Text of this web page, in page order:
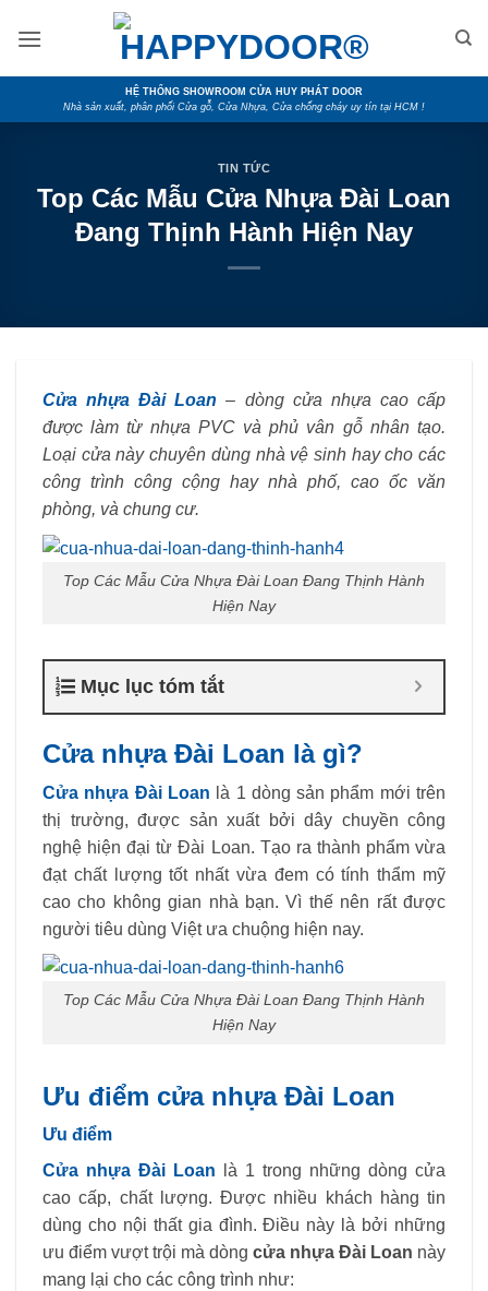
HỆ THỐNG SHOWROOM CỬA HUY PHÁT DOOR
Nhà sản xuất, phân phối Cửa gỗ, Cửa Nhựa, Cửa chống cháy uy tín tại HCM !
TIN TỨC
Top Các Mẫu Cửa Nhựa Đài Loan
Đang Thịnh Hành Hiện Nay
Cửa nhựa Đài Loan – dòng cửa nhựa cao cấp
được làm từ nhựa PVC và phủ vân gỗ nhân tạo.
Loại cửa này chuyên dùng nhà vệ sinh hay cho các
công trình công cộng hay nhà phố, cao ốc văn
phòng, và chung cư.
Top Các Mẫu Cửa Nhựa Đài Loan Đang Thịnh Hành
Hiện Nay
Mục lục tóm tắt
Cửa nhựa Đài Loan là gì?
Cửa nhựa Đài Loan là 1 dòng sản phẩm mới trên
thị trường, được sản xuất bởi dây chuyền công
nghệ hiện đại từ Đài Loan. Tạo ra thành phẩm vừa
đạt chất lượng tốt nhất vừa đem có tính thẩm mỹ
cao cho không gian nhà bạn. Vì thế nên rất được
người tiêu dùng Việt ưa chuộng hiện nay.
Top Các Mẫu Cửa Nhựa Đài Loan Đang Thịnh Hành
Hiện Nay
Ưu điểm cửa nhựa Đài Loan
Ưu điểm
Cửa nhựa Đài Loan là 1 trong những dòng cửa
cao cấp, chất lượng. Được nhiều khách hàng tin
dùng cho nội thất gia đình. Điều này là bởi những
ưu điểm vượt trội mà dòng cửa nhựa Đài Loan này
mang lại cho các công trình như: